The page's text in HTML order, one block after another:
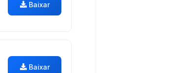
Baixar
Baixar